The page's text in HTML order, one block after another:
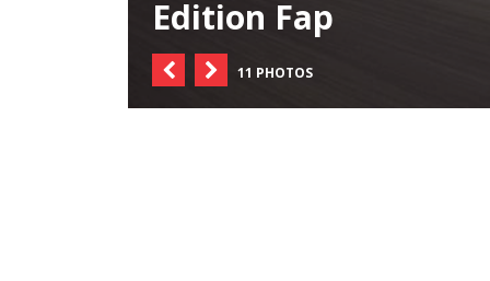
Edition Fap
11 PHOTOS